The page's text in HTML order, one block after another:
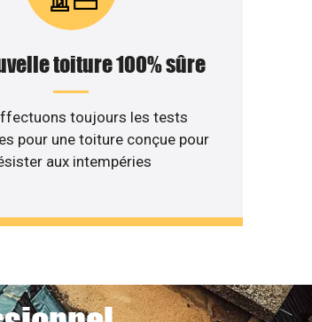
toiture 100% sûre
toujours les tests
pour une toiture conçue pour
aux intempéries